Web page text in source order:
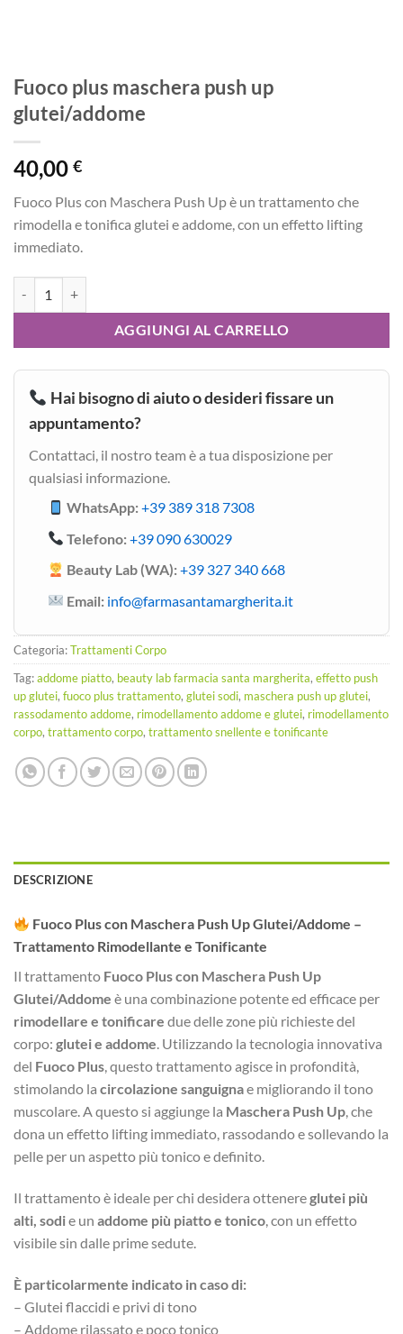
Fuoco plus maschera push up
glutei/addome
40,00 €
Fuoco Plus con Maschera Push Up è un trattamento che
rimodella e tonifica glutei e addome, con un effetto lifting
immediato.
AGGIUNGI AL CARRELLO
Hai bisogno di aiuto o desideri fissare un
appuntamento?
Contattaci, il nostro team è a tua disposizione per
qualsiasi informazione.
WhatsApp:+39 389 318 7308
Telefono:+39 090 630029
Beauty Lab (WA):+39 327 340 668
Email: info@farmasantamargherita.it
Categoria:Trattamenti Corpo
Tag:addome piatto, beauty lab farmacia santa margherita, effetto push
up glutei, fuoco plus trattamento, glutei sodi, maschera push up glutei,
rassodamento addome, rimodellamento addome e glutei, rimodellamento
corpo, trattamento corpo, trattamento snellente e tonificante
DESCRIZIONE
Fuoco Plus con Maschera Push Up Glutei/Addome –
Trattamento Rimodellante e Tonificante
Il trattamento Fuoco Plus con Maschera Push Up
Glutei/Addome è una combinazione potente ed efficace per
rimodellare e tonificare due delle zone più richieste del
corpo: glutei e addome. Utilizzando la tecnologia innovativa
del Fuoco Plus, questo trattamento agisce in profondità,
stimolando la circolazione sanguignae migliorando il tono
muscolare. A questo si aggiunge la Maschera Push Up, che
dona un effetto lifting immediato, rassodando e sollevando la
pelle per un aspetto più tonico e definito.
Il trattamento è ideale per chi desidera ottenereglutei più
alti, sodie un addome più piatto e tonico, con un effetto
visibile sin dalle prime sedute.
È particolarmente indicato in caso di:
– Glutei flaccidi e privi di tono
– Addome rilassato e poco tonico